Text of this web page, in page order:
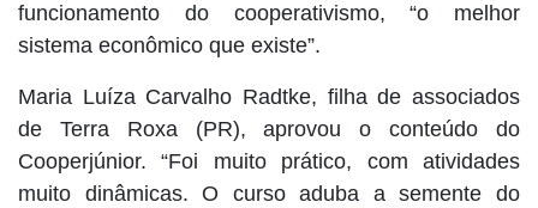
funcionamento do cooperativismo, “o melhor
sistema econômico que existe”.
Maria Luíza Carvalho Radtke, filha de associados
de Terra Roxa (PR), aprovou o conteúdo do
Cooperjúnior. “Foi muito prático, com atividades
muito dinâmicas. O curso aduba a semente do